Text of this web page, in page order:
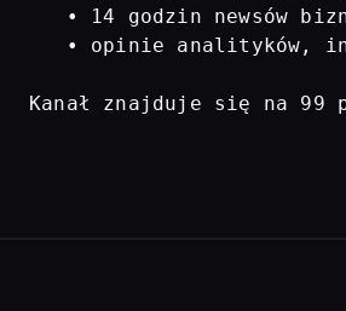
• 14 godzin newsów
• opinie analityków,
Kanał znajduje się na 99